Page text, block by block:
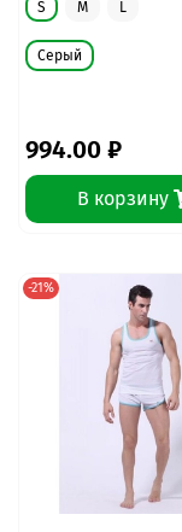
S M L
Серый
994.00 ₽
В корзину
-21%